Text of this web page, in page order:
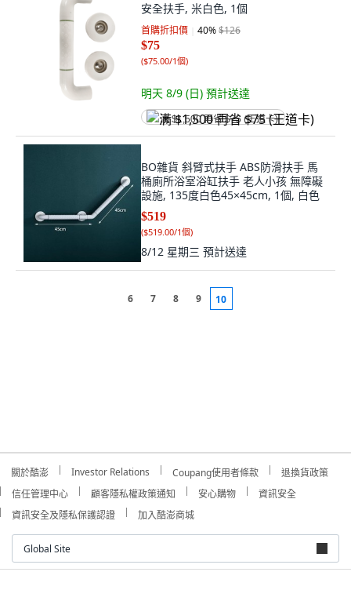
安全扶手, 米白色, 1個
首購折扣價 40%$126
$75
($75.00/1個)
明天 8/9 (日) 預計送達
满 $1,500 再省 $75 (王道卡)
BO雜貨 斜臂式扶手 ABS防滑扶手 馬
桶廁所浴室浴缸扶手 老人小孩 無障礙
設施, 135度白色45×45cm, 1個, 白色
$519
($519.00/1個)
8/12 星期三 預計送達
6 7 8 9 10
關於酷澎 Investor Relations Coupang使用者條款
退換貨政策
信任管理中心
顧客隱私權政策通知 安心購物
資訊安全
資訊安全及隱私保護認證
加入酷澎商城
Global Site